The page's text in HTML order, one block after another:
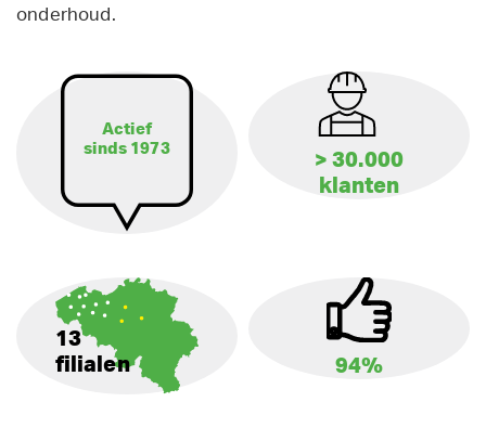
onderhoud.
Actief
sinds 1973
> 30.000
klanten
13
filialen
94%